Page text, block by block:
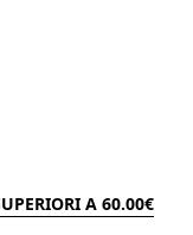
A 60.00€